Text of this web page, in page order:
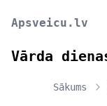
Apsveicu.lv
Vārda
Sākums